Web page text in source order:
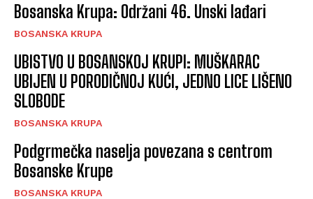
Bosanska Krupa: Održani 46. Unski lađari
BOSANSKA KRUPA
UBISTVO U BOSANSKOJ KRUPI: MUŠKARAC
UBIJEN U PORODIČNOJ KUĆI, JEDNO LICE LIŠENO
SLOBODE
BOSANSKA KRUPA
Podgrmečka naselja povezana s centrom
Bosanske Krupe
BOSANSKA KRUPA